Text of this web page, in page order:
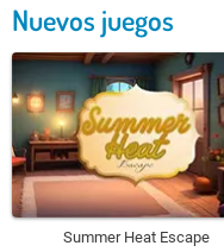
Nuevos juegos
Summer Heat Escape